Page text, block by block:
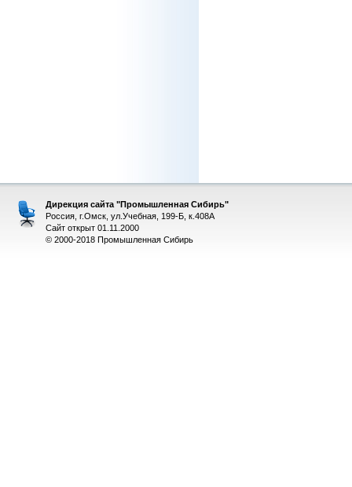
Дирекция сайта "Промышленная Сибирь"
Россия, г.Омск, ул.Учебная, 199-Б, к.408А
Сайт открыт 01.11.2000
© 2000-2018 Промышленная Сибирь